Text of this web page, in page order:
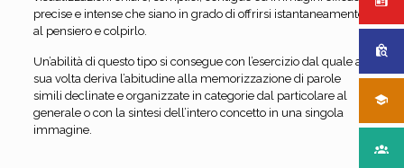
precise e intense che siano in grado di offrirsi istantaneamente
al pensiero e colpirlo.
Un’abilità di questo tipo si consegue con l’esercizio dal quale a
sua volta deriva l’abitudine alla memorizzazione di parole
simili declinate e organizzate in categorie dal particolare al
generale o con la sintesi dell’intero concetto in una singola
immagine.